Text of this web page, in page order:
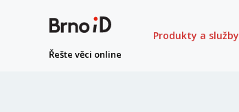
Řešte věci online
Produkty a služby